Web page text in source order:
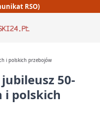
RSO)
i polskich przebojów
50-
i polskich